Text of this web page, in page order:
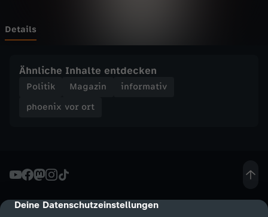
cmp-dialog-description
Deine Datenschutzeinstellungen
t
S
ü
t
Details
Ähnliche Inhalte entdecken
Politik Magazin
informativ
phoenix vor ort